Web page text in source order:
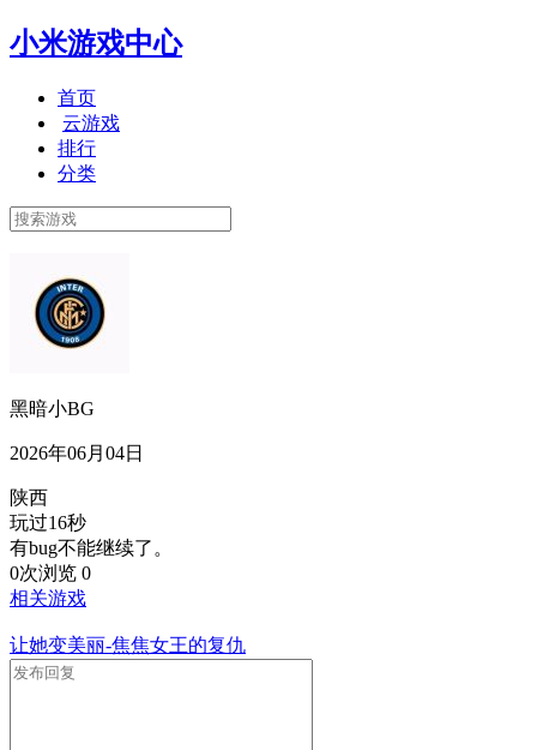
小米游戏中心
首页
云游戏
排行
分类
黑暗小BG
2026年06月04日
陕西
玩过16秒
有bug不能继续了。
0次浏览 0
相关游戏
让她变美丽-焦焦女王的复仇